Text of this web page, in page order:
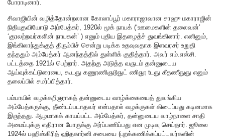
போராடினார்.
சிவாஜியின் வழித்தோன்றலான கோலாப்பூர் மகாராஜாவான சாஹு மகாராஜின்
நிதியுதவியோடு அம்பேத்கர், 1920ல் மூக் நாயக் (‘ஊமைகளின் தலைவன்’
‘குரலற்றவர்களின் நாயகன்’ ) எனும் புதிய இதழைத்ச் துவங்கினார். எனினும்,
இங்கிலாந்துக்குத் திரும்பிச் சென்று படிக்க உதவுவதாக இளவரசர் உறுதி
தந்ததும் அம்பேத்கர் ஆனந்தத்தில் துள்ளிக் குதித்தார். அவர் எம்.எஸ்சி.
பட்டத்தை 1921ல் பெற்றார். அதற்கு அடுத்த வருடம் தன்னுடைய
ஆய்வுக்கட்டுரையை, கூடஞு கணூணிஞடூஞுட் ணிஞூ tடஞு கீதணீஞுஞு எனும்
தலைப்பில் சமர்ப்பித்தார்.
பம்பாயில் வழக்கறிஞராகத் தன்னுடைய வாழ்க்கையைத் துவங்கிய
அம்பேத்கருக்கு, தீண்டப்படாதவர் என்பதால் வழக்குகள் கிடைப்பது கடினமாக
இருந்தது. ஆழமாகக் காயப்பட்ட அம்பேத்கர், தன்னுடைய வாழ்நாளை சாதி
அமைப்புக்கு எதிரான போருக்கு அர்ப்பணிப்பது என முடிவு செய்தார். ஜூலை
1924ல் பஹிஸ்கிரித் ஹிதகார்னி சபையை (புறக்கணிக்கப்பட்டவர்களின்